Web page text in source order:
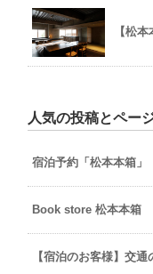
【松
人気の投稿とペー
宿泊予約「松本本箱」
Book store 松本本箱
【宿泊のお客様】交通